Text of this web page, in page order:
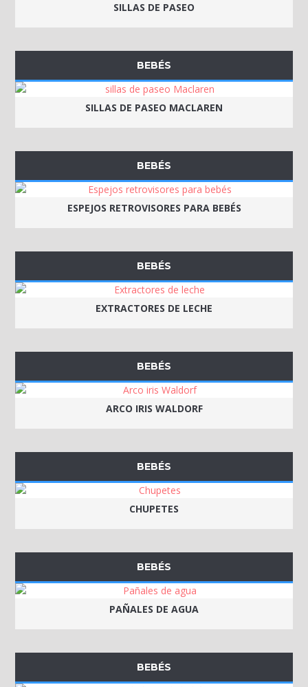
SILLAS DE PASEO
BEBÉS
SILLAS DE PASEO MACLAREN
BEBÉS
ESPEJOS RETROVISORES PARA BEBÉS
BEBÉS
EXTRACTORES DE LECHE
BEBÉS
ARCO IRIS WALDORF
BEBÉS
CHUPETES
BEBÉS
PAÑALES DE AGUA
BEBÉS